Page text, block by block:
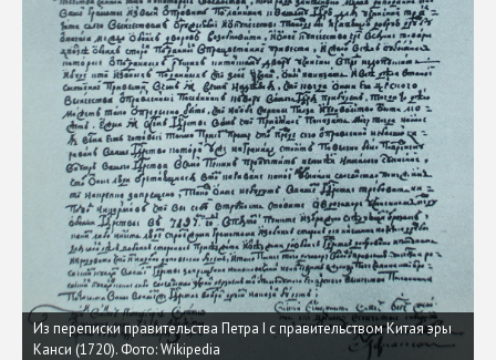
Из переписки правительства Петра I с правительством Китая эры
Канси (1720). Фото: Wikipedia